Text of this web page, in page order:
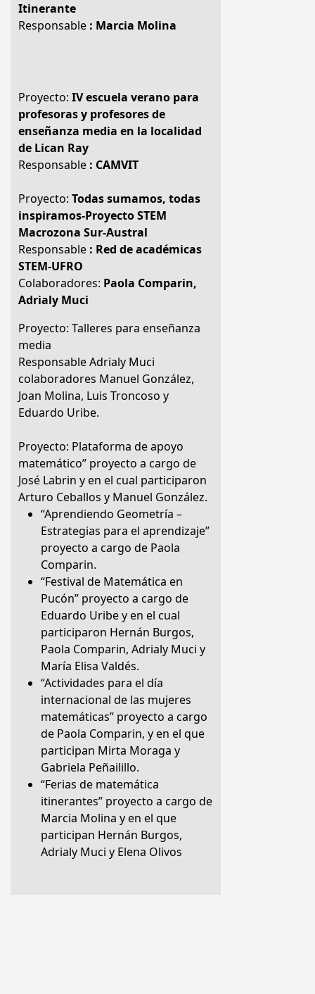
Itinerante
Responsable : Marcia Molina
Proyecto: IV escuela verano para
profesoras y profesores de
enseñanza media en la localidad
de Lican Ray
Responsable : CAMVIT
Proyecto: Todas sumamos, todas
inspiramos-Proyecto STEM
Macrozona Sur-Austral
Responsable : Red de académicas
STEM-UFRO
Colaboradores: Paola Comparin,
Adrialy Muci
Proyecto: Talleres para enseñanza
media
Responsable Adrialy Muci
colaboradores Manuel González,
Joan Molina, Luis Troncoso y
Eduardo Uribe.
Proyecto: Plataforma de apoyo
matemático” proyecto a cargo de
José Labrin y en el cual participaron
Arturo Ceballos y Manuel González.
“Aprendiendo Geometría –
Estrategias para el aprendizaje”
proyecto a cargo de Paola
Comparin.
“Festival de Matemática en
Pucón” proyecto a cargo de
Eduardo Uribe y en el cual
participaron Hernán Burgos,
Paola Comparin, Adrialy Muci y
María Elisa Valdés.
“Actividades para el día
internacional de las mujeres
matemáticas” proyecto a cargo
de Paola Comparin, y en el que
participan Mirta Moraga y
Gabriela Peñailillo.
“Ferias de matemática
itinerantes” proyecto a cargo de
Marcia Molina y en el que
participan Hernán Burgos,
Adrialy Muci y Elena Olivos